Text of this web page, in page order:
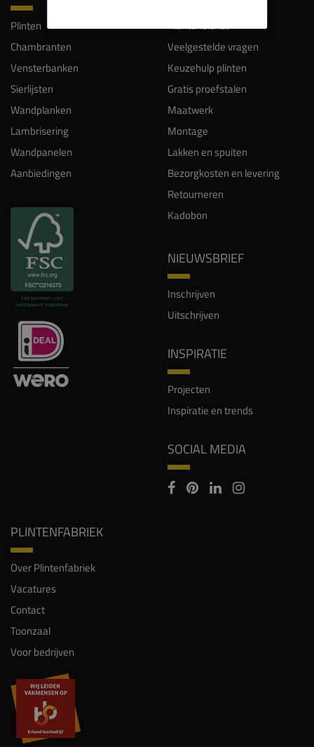
Plinten
Chambranten
Vensterbanken
Sierlijsten
Wandplanken
Lambrisering
Wandpanelen
Aanbiedingen
Klantendienst
Veelgestelde vragen
Keuzehulp plinten
Gratis proefstalen
Maatwerk
Montage
Lakken en spuiten
Bezorgkosten en levering
Retourneren
Kadobon
NIEUWSBRIEF
Inschrijven
Uitschrijven
INSPIRATIE
Projecten
Inspiratie en trends
SOCIAL MEDIA
PLINTENFABRIEK
Over Plintenfabriek
Vacatures
Contact
Toonzaal
Voor bedrijven